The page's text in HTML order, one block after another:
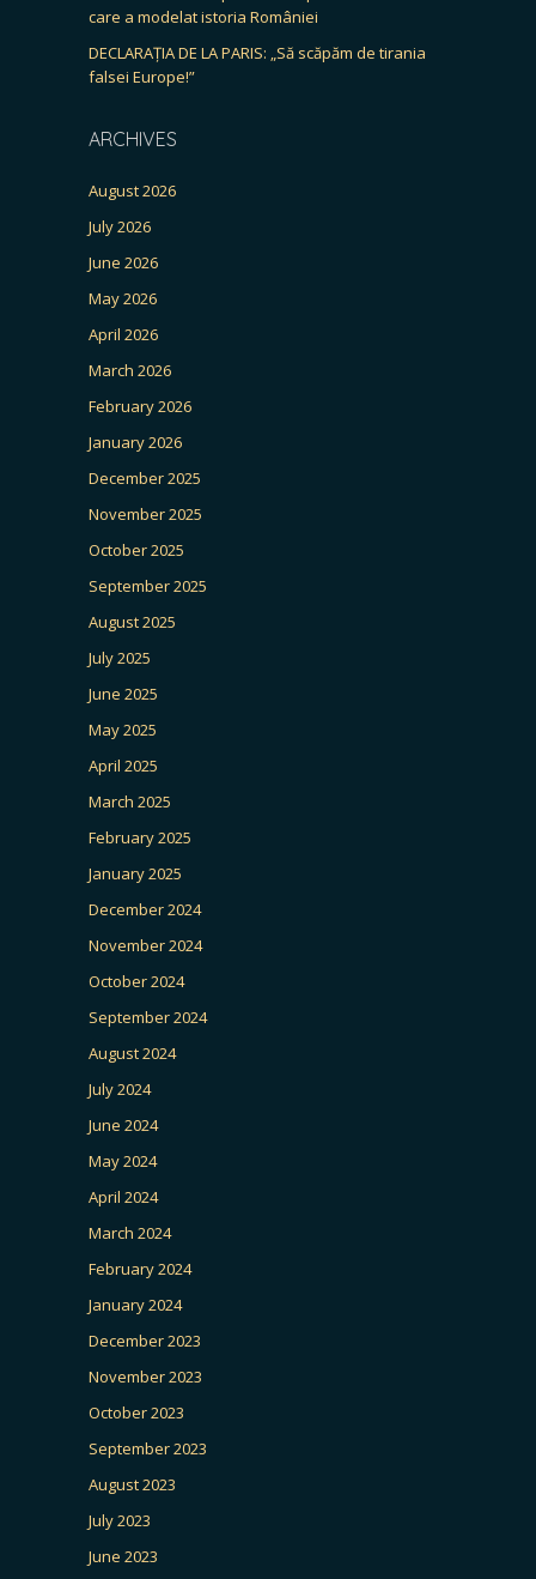
care a modelat istoria României
DECLARAȚIA DE LA PARIS: „Să scăpăm de tirania
falsei Europe!”
ARCHIVES
August 2026
July 2026
June 2026
May 2026
April 2026
March 2026
February 2026
January 2026
December 2025
November 2025
October 2025
September 2025
August 2025
July 2025
June 2025
May 2025
April 2025
March 2025
February 2025
January 2025
December 2024
November 2024
October 2024
September 2024
August 2024
July 2024
June 2024
May 2024
April 2024
March 2024
February 2024
January 2024
December 2023
November 2023
October 2023
September 2023
August 2023
July 2023
June 2023